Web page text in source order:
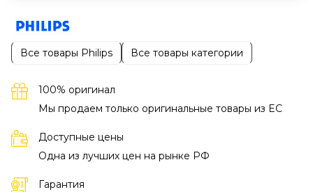
Все товары Philips Все товары категории
100% оригинал
Мы продаем только оригинальные товары из EC
Доступные цены
Одна из лучших цен на рынке РФ
Гарантия